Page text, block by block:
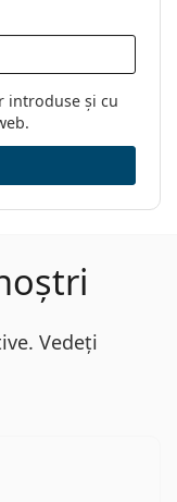
introduse și cu
Vedeți